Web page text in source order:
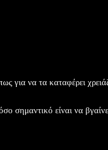
για να τα καταφέρει
σημαντικό είναι να